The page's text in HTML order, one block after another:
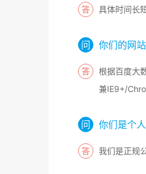
具体时间长
你们的网
根据百度大
兼IE9+/
你们是个
我们是正规